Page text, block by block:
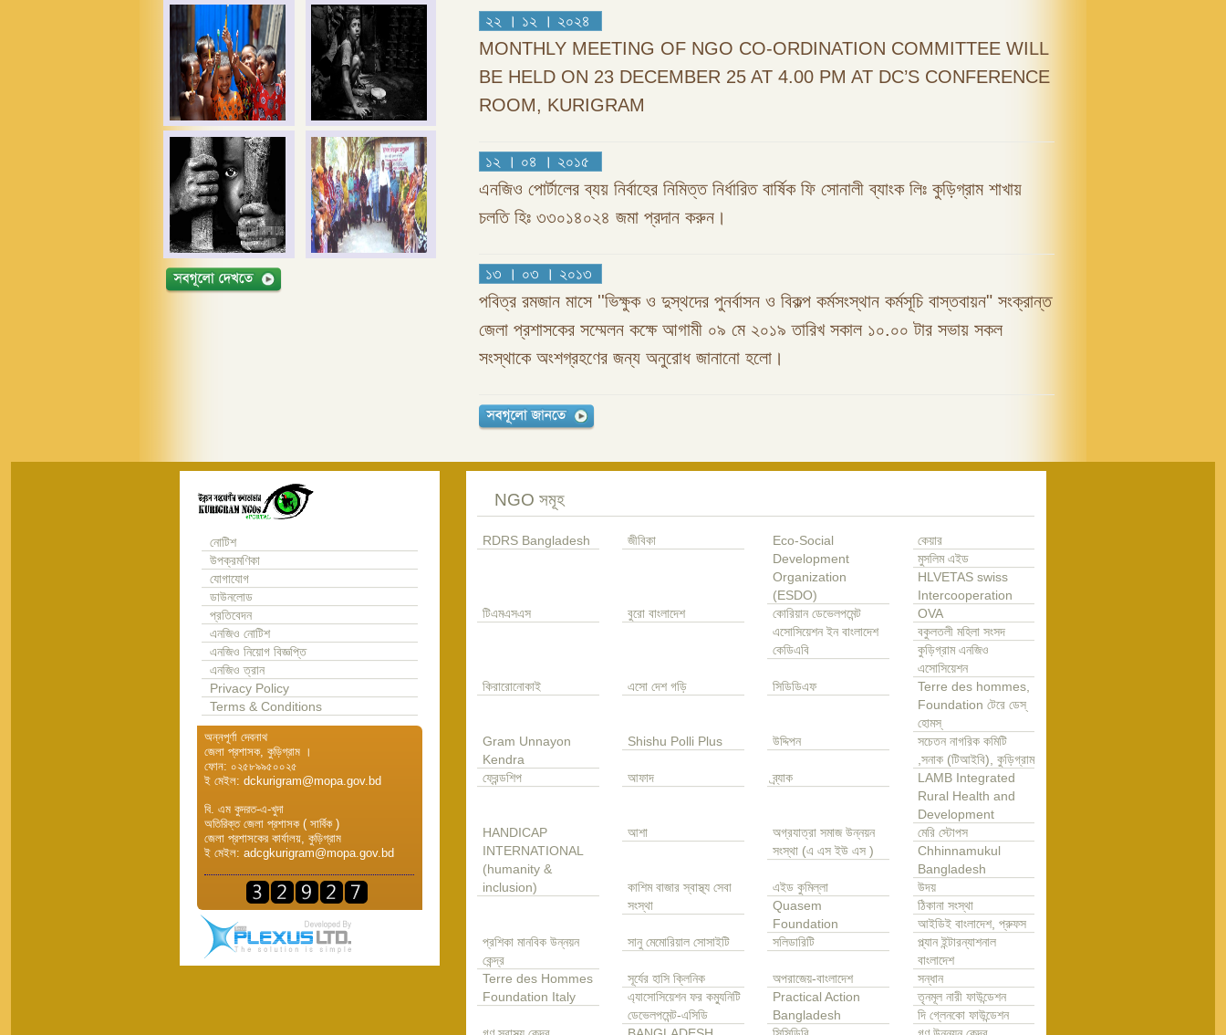
২২ । ১২ । ২০২৪
MONTHLY MEETING OF NGO CO-ORDINATION COMMITTEE WILL
BE HELD ON 23 DECEMBER 25 AT 4.00 PM AT DC’S CONFERENCE
ROOM, KURIGRAM
১২ । ০৪ । ২০১৫
এনজিও পোর্টালের ব্যয় নির্বাহের নিমিত্ত নির্ধারিত বার্ষিক ফি সোনালী ব্যাংক লিঃ কুড়িগ্রাম শাখায়
চলতি হিঃ ৩৩০১৪০২৪ জমা প্রদান করুন।
১৩ । ০৩ । ২০১৩
পবিত্র রমজান মাসে ''ভিক্ষুক ও দুস্থদের পুনর্বাসন ও বিকল্প কর্মসংস্থান কর্মসূচি বাস্তবায়ন" সংক্রান্ত
জেলা প্রশাসকের সম্মেলন কক্ষে আগামী ০৯ মে ২০১৯ তারিখ সকাল ১০.০০ টার সভায় সকল
সংস্থাকে অংশগ্রহণের জন্য অনুরোধ জানানো হলো।
নোটিশ
উপক্রমণিকা
যোগাযোগ
ডাউনলোড
প্রতিবেদন
এনজিও নোটিশ
এনজিও নিয়োগ বিজ্ঞপ্তি
এনজিও ত্রান
Privacy Policy
Terms & Conditions
অন্নপূর্ণা দেবনাথ
জেলা প্রশাসক, কুড়িগ্রাম ।
ফোন: ০২৫৮৯৯৫০০২৫
ই মেইল: dckurigram@mopa.gov.bd
বি. এম কুদরত-এ-খুদা
অতিরিক্ত জেলা প্রশাসক ( সার্বিক )
জেলা প্রশাসকের কার্যালয়, কুড়িগ্রাম
ই মেইল: adcgkurigram@mopa.gov.bd
NGO সমূহ
RDRS Bangladesh জীবিকা
Eco-Social
Development
Organization
(ESDO)
কেয়ার
মুসলিম এইড
HLVETAS swiss
Intercooperation
টিএমএসএস
বুরো বাংলাদেশ
কোরিয়ান ডেভেলপমেন্ট
এসোসিয়েশন ইন বাংলাদেশ
কেডিএবি
OVA
বকুলতলী মহিলা সংসদ
কুড়িগ্রাম এনজিও
এসোসিয়েশন
কিরারোনোকাই
এসো দেশ গড়ি সিডিডিএফ
Terre des hommes,
Foundation টেরে ডেস্
হোমস্
Gram Unnayon
Kendra
Shishu Polli Plus উদ্দিপন
সচেতন নাগরিক কমিটি
,সনাক (টিআইবি), কুড়িগ্রাম
ফ্রেন্ডশিপ
আফাদ ব্র্যাক
LAMB Integrated
Rural Health and
Development
HANDICAP
INTERNATIONAL
(humanity &
inclusion)
আশা
অগ্রযাত্রা সমাজ উন্নয়ন
সংস্থা (এ এস ইউ এস )
মেরি স্টোপস
Chhinnamukul
Bangladesh
কাশিম বাজার স্বাস্থ্য সেবা
সংস্থা
এইড কুমিল্লা
উদয়
Quasem
Foundation
ঠিকানা সংস্থা
আইডিই বাংলাদেশ, প্রুফস
প্রশিকা মানবিক উন্নয়ন
কেন্দ্র
সানু মেমোরিয়াল সোসাইটি সলিডারিটি
প্ল্যান ইন্টারন্যাশনাল
বাংলাদেশ
Terre des Hommes
Foundation Italy
সূর্যের হাসি ক্লিনিক অপরাজেয়-বাংলাদেশ
সন্ধান
এ্যাসোসিয়েশন ফর কম্যুনিটি
ডেভেলপমেন্ট-এসিডি
Practical Action
Bangladesh
তৃনমূল নারী ফাউন্ডেশন
দি গ্লেনকো ফাউন্ডেশন